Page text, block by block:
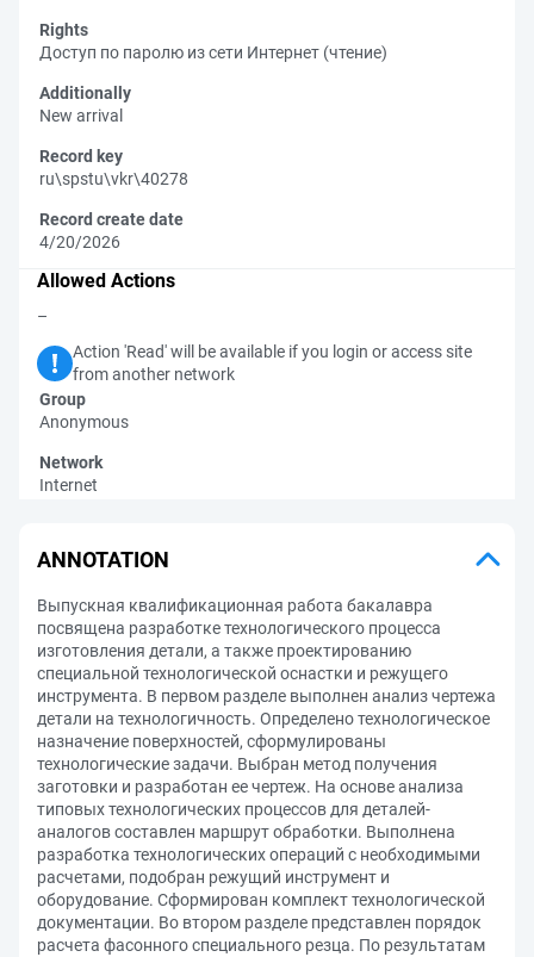
Rights
Доступ по паролю из сети Интернет (чтение)
Additionally
New arrival
Record key
ru\spstu\vkr\40278
Record create date
4/20/2026
Allowed Actions
–
Action 'Read' will be available if you login or access site
from another network
Group
Anonymous
Network
Internet
ANNOTATION
Выпускная квалификационная работа бакалавра
посвящена разработке технологического процесса
изготовления детали, а также проектированию
специальной технологической оснастки и режущего
инструмента. В первом разделе выполнен анализ чертежа
детали на технологичность. Определено технологическое
назначение поверхностей, сформулированы
технологические задачи. Выбран метод получения
заготовки и разработан ее чертеж. На основе анализа
типовых технологических процессов для деталей-
аналогов составлен маршрут обработки. Выполнена
разработка технологических операций с необходимыми
расчетами, подобран режущий инструмент и
оборудование. Сформирован комплект технологической
документации. Во втором разделе представлен порядок
расчета фасонного специального резца. По результатам